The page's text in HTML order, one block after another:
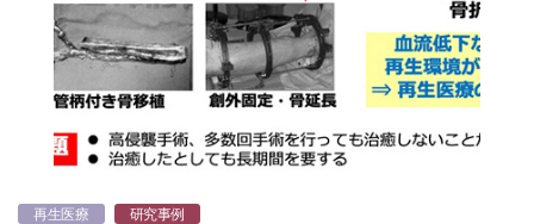
再生医療 研究事例